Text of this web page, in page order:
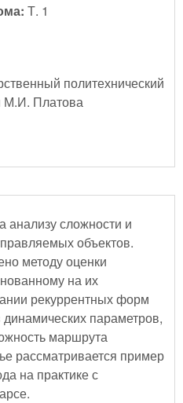
Т. 1
политехнический
М.И. Платова
сложности и
объектов.
методу оценки
на их
рекуррентных форм
параметров,
маршрута
рассматривается пример
на практике с